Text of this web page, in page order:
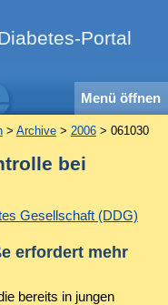
Portal
Menü öffnen
> Archive> 2006> 061030
bei
Gesellschaft (DDG)
erfordert mehr
bereits in jungen